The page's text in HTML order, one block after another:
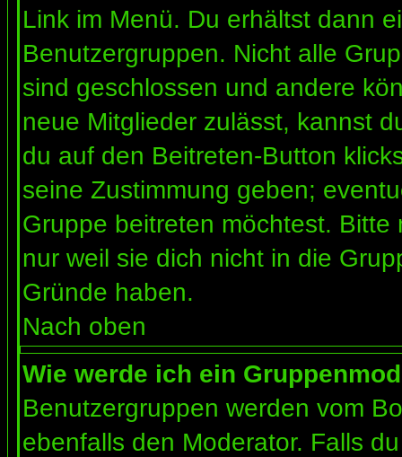
Link im Menü. Du erhältst dann
Benutzergruppen. Nicht alle
sind geschlossen und andere
neue Mitglieder zulässt, kannst
du auf den Beitreten-Button
seine Zustimmung geben;
Gruppe beitreten möchtest.
nur weil sie dich nicht in die
Gründe haben.
Nach oben
Wie werde ich ein
Benutzergruppen werden vom
ebenfalls den Moderator. Falls